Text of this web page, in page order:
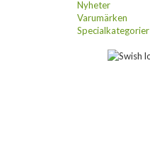
Nyheter
Varumärken
Specialkategorier